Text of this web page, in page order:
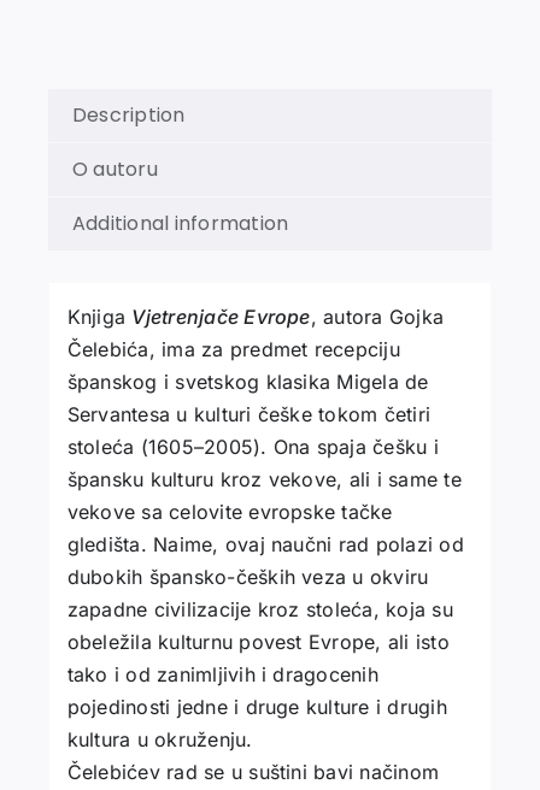
Description
O autoru
Additional information
Knjiga Vjetrenjače Evrope, autora Gojka
Čelebića, ima za predmet recepciju
španskog i svetskog klasika Migela de
Servantesa u kulturi češke tokom četiri
stoleća (1605–2005). Ona spaja češku i
špansku kulturu kroz vekove, ali i same te
vekove sa celovite evropske tačke
gledišta. Naime, ovaj naučni rad polazi od
dubokih špansko-čeških veza u okviru
zapadne civilizacije kroz stoleća, koja su
obeležila kulturnu povest Evrope, ali isto
tako i od zanimljivih i dragocenih
pojedinosti jedne i druge kulture i drugih
kultura u okruženju.
Čelebićev rad se u suštini bavi načinom